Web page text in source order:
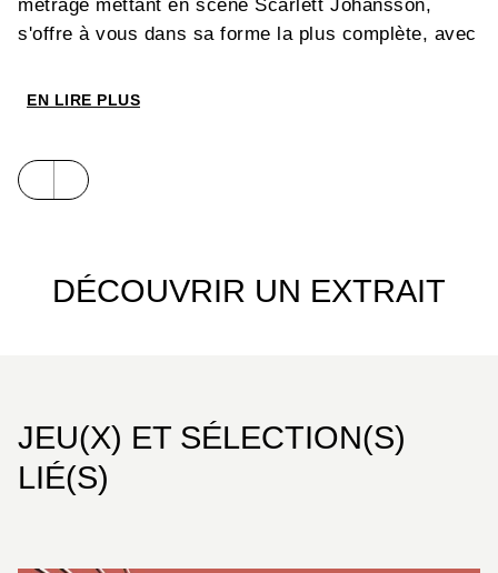
métrage mettant en scène Scarlett Johansson,
s'offre à vous dans sa forme la plus complète, avec
supervisées par l'auteur lui-même.
EN LIRE PLUS
DÉCOUVRIR UN EXTRAIT
JEU(X) ET SÉLECTION(S)
LIÉ(S)